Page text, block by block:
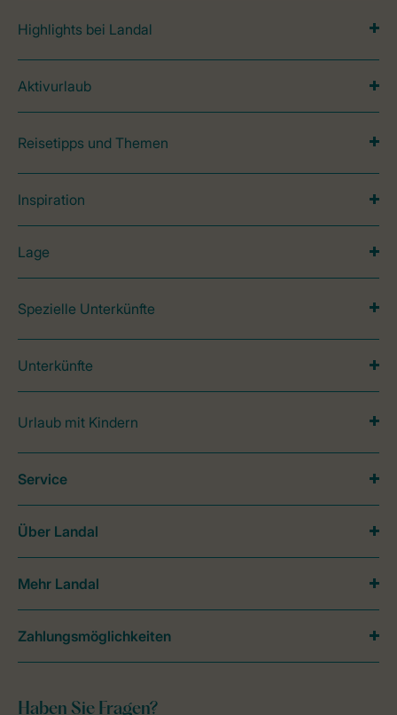
Highlights bei Landal
Aktivurlaub
Reisetipps und Themen
Inspiration
Lage
Spezielle Unterkünfte
Unterkünfte
Urlaub mit Kindern
Haben Sie Fragen?
Service
Über Landal
Mehr Landal
Zahlungsmöglichkeiten